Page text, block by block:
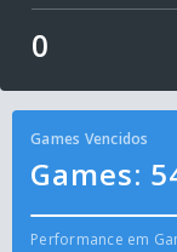
0
Games Vencidos
Games:
Performance em